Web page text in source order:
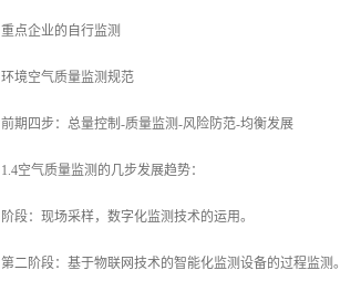
重点企业的自行监测
环境空气质量监测规范
前期四步：总量控制-质量监测-风险防范-均衡发展
1.4空气质量监测的几步发展趋势：
阶段：现场采样，数字化监测技术的运用。
第二阶段：基于物联网技术的智能化监测设备的过程监测。